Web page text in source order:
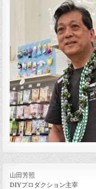
山田芳照
DIYプロダクション主宰